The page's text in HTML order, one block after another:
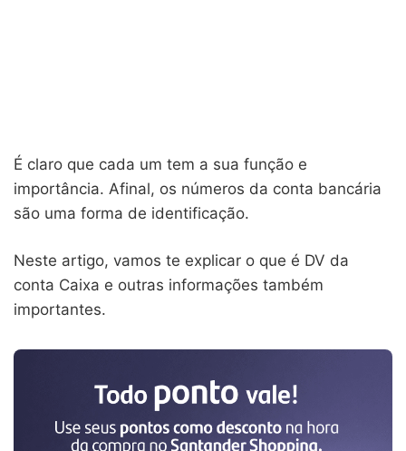
É claro que cada um tem a sua função e
importância. Afinal, os números da conta bancária
são uma forma de identificação.
Neste artigo, vamos te explicar o que é DV da
conta Caixa e outras informações também
importantes.